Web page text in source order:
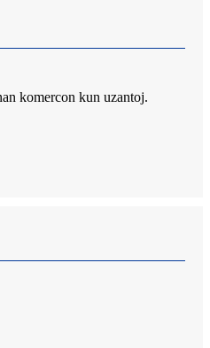
komercon kun uzantoj.